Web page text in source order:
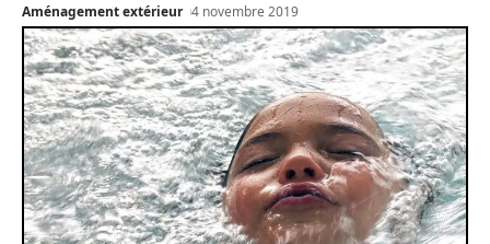
Aménagement extérieur 4 novembre 2019